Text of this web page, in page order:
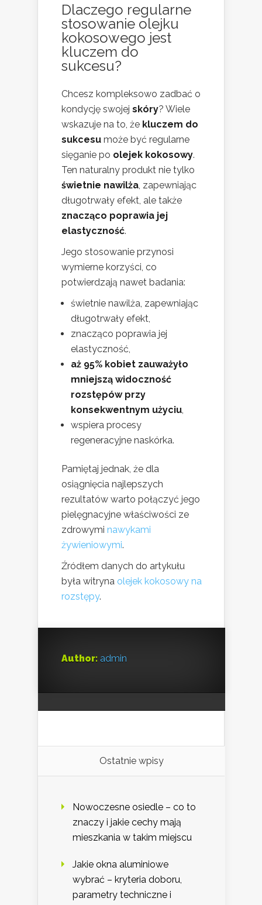
Dlaczego regularne
stosowanie olejku
kokosowego jest
kluczem do
sukcesu?
Chcesz kompleksowo zadbać o
kondycję swojej skóry? Wiele
wskazuje na to, że kluczem do
sukcesu może być regularne
sięganie po olejek kokosowy.
Ten naturalny produkt nie tylko
świetnie nawilża, zapewniając
długotrwały efekt, ale także
znacząco poprawia jej
elastyczność.
Jego stosowanie przynosi
wymierne korzyści, co
potwierdzają nawet badania:
świetnie nawilża, zapewniając
długotrwały efekt,
znacząco poprawia jej
elastyczność,
aż 95% kobiet zauważyło
mniejszą widoczność
rozstępów przy
konsekwentnym użyciu,
wspiera procesy
regeneracyjne naskórka.
Pamiętaj jednak, że dla
osiągnięcia najlepszych
rezultatów warto połączyć jego
pielęgnacyjne właściwości ze
zdrowymi nawykami
żywieniowymi.
Źródłem danych do artykułu
była witryna olejek kokosowy na
rozstępy.
Author: admin
Ostatnie wpisy
Nowoczesne osiedle – co to
znaczy i jakie cechy mają
mieszkania w takim miejscu
Jakie okna aluminiowe
wybrać – kryteria doboru,
parametry techniczne i